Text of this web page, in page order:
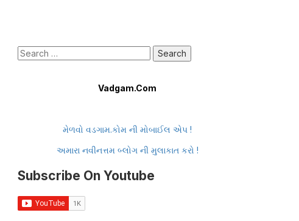
Search
for:
Vadgam.Com
મેળવો વડગામ.કોમ ની મોબાઈલ એપ !
અમારા નવીનત્તમ બ્લોગ ની મુલાકાત કરો !
Subscribe On Youtube